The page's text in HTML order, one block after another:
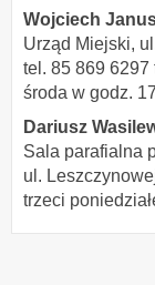
Wojciech
Urząd Miejski,
tel. 85 869
środa w godz.
Dariusz
Sala parafialna
ul.
trzeci